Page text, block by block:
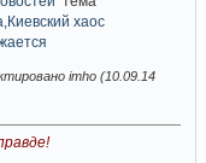
хаос
imho (10.09.14